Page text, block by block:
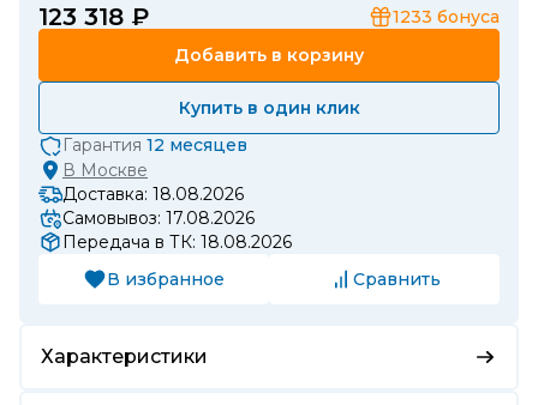
123 318 ₽ 1233 бонуса
Добавить в корзину
Купить в один клик
Гарантия 12 месяцев
В Москве
Доставка: 18.08.2026
Самовывоз: 17.08.2026
Передача в ТК: 18.08.2026
В избранное
Сравнить
Характеристики